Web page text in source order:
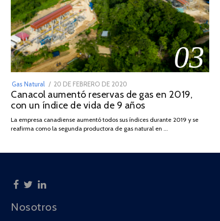
03
Gas Natural
POSTED
ON
20 DE FEBRERO DE 2020
DE
JULIO
2025
Canacol aumentó reservas de gas en 2019,
con un índice de vida de 9 años
La empresa canadiense aumentó todos sus índices durante 2019 y se
reafirma como la segunda productora de gas natural en …
Nosotros